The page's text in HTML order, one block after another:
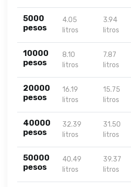
5000
pesos
4.05
litros
3.94
litros
10000
pesos
8.10
litros
7.87
litros
20000
pesos
16.19
litros
15.75
litros
40000
pesos
32.39
litros
31.50
litros
50000
pesos
40.49
litros
39.37
litros